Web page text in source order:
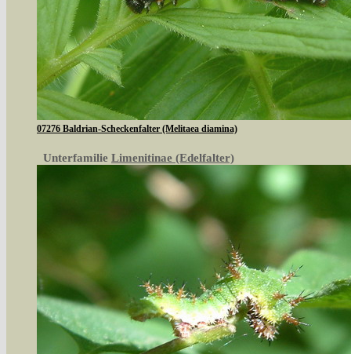
07276 Baldrian-Scheckenfalter (Melitaea diamina)
Unterfamilie Limenitinae (Edelfalter)